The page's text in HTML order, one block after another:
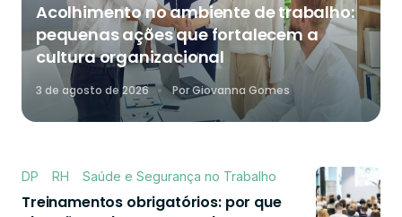
Acolhimento no ambiente de trabalho:
pequenas ações que fortalecem a
cultura organizacional
3 de agosto de 2026 PorGiovanna Gomes
DP RH Saúde e Segurança no Trabalho
Treinamentos obrigatórios: por que